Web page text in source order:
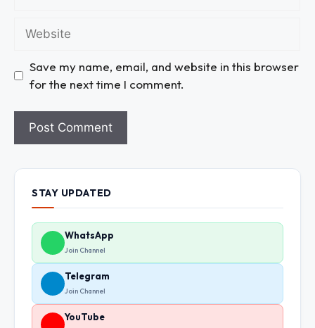
Save my name, email, and website in this browser
for the next time I comment.
STAY UPDATED
WhatsApp
Join Channel
Telegram
Join Channel
YouTube